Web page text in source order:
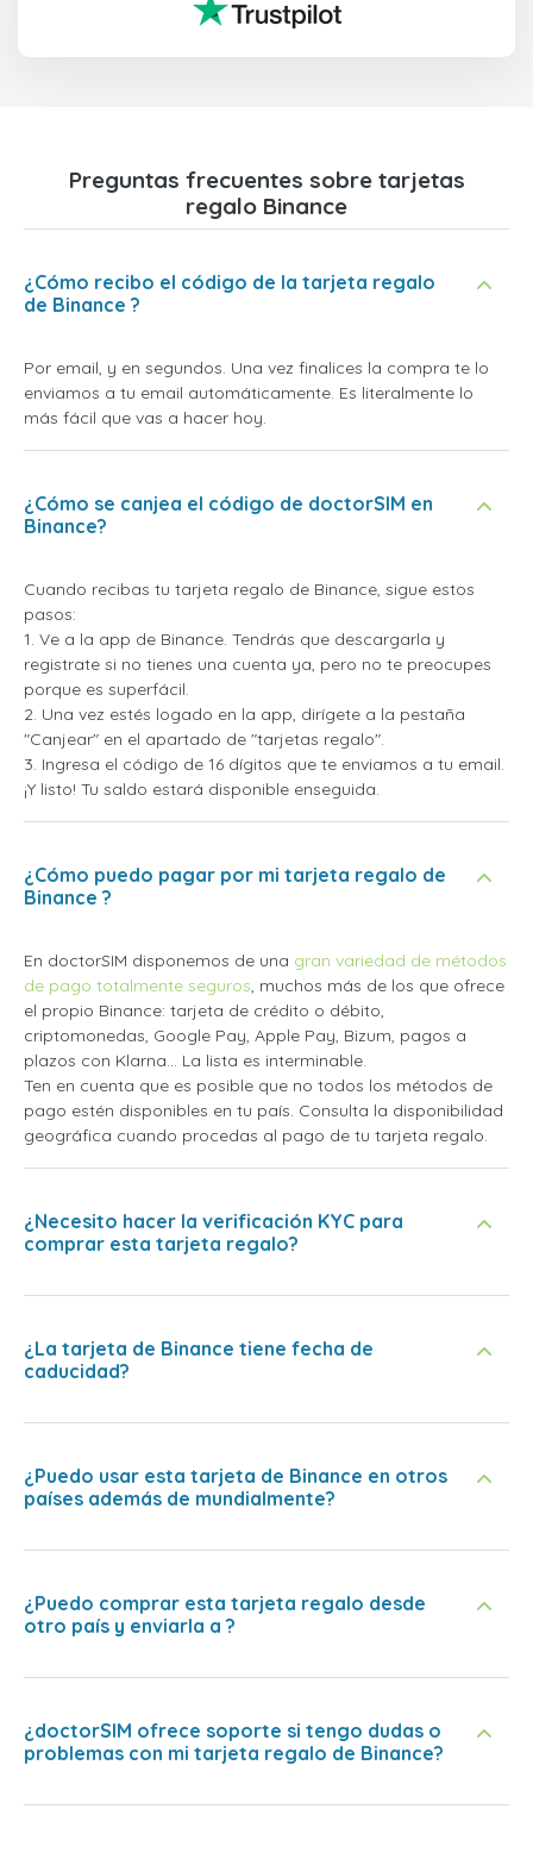
Preguntas frecuentes sobre tarjetas
regalo Binance
¿Cómo recibo el código de la tarjeta regalo
de Binance ?
Por email, y en segundos. Una vez finalices la compra te lo
enviamos a tu email automáticamente. Es literalmente lo
más fácil que vas a hacer hoy.
¿Cómo se canjea el código de doctorSIM en
Binance?
Cuando recibas tu tarjeta regalo de Binance, sigue estos
pasos:
1. Ve a la app de Binance. Tendrás que descargarla y
registrate si no tienes una cuenta ya, pero no te preocupes
porque es superfácil.
2. Una vez estés logado en la app, dirígete a la pestaña
"Canjear" en el apartado de "tarjetas regalo".
3. Ingresa el código de 16 dígitos que te enviamos a tu email.
¡Y listo! Tu saldo estará disponible enseguida.
¿Cómo puedo pagar por mi tarjeta regalo de
Binance ?
En doctorSIM disponemos de una gran variedad de métodos
de pago totalmente seguros, muchos más de los que ofrece
el propio Binance: tarjeta de crédito o débito,
criptomonedas, Google Pay, Apple Pay, Bizum, pagos a
plazos con Klarna... La lista es interminable.
Ten en cuenta que es posible que no todos los métodos de
pago estén disponibles en tu país. Consulta la disponibilidad
geográfica cuando procedas al pago de tu tarjeta regalo.
¿Necesito hacer la verificación KYC para
comprar esta tarjeta regalo?
¿La tarjeta de Binance tiene fecha de
caducidad?
¿Puedo usar esta tarjeta de Binance en otros
países además de mundialmente?
¿Puedo comprar esta tarjeta regalo desde
otro país y enviarla a ?
¿doctorSIM ofrece soporte si tengo dudas o
problemas con mi tarjeta regalo de Binance?